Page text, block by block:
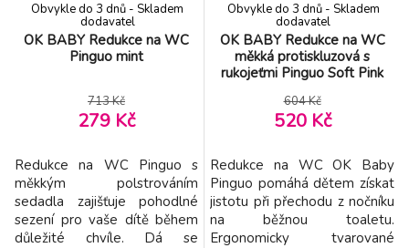
OK BABY Redukce na WC
Pinguo mint
Obvykle do 3 dnů - Skladem
dodavatel
713 Kč
279 Kč
Redukce na WC Pinguo s
měkkým polstrováním
sedadla zajišťuje pohodlné
sezení pro vaše dítě během
důležité chvíle. Dá se
OK BABY Redukce na WC
měkká protiskluzová s
rukojeťmi Pinguo Soft Pink
Obvykle do 3 dnů - Skladem
dodavatel
604 Kč
520 Kč
Redukce na WC OK Baby
Pinguo pomáhá dětem získat
jistotu při přechodu z nočníku
na běžnou toaletu.
Ergonomicky tvarované